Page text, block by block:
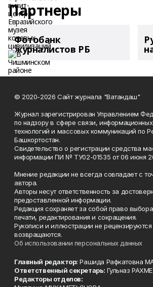
Партнеры
Фотобанк
журналистов РБ
© 2020-2026 Сайт журнала "Ватандаш"
Журнал зарегистрирован Управлением
по надзору в сфере связи, информационных
технологий и массовых коммуникаций по
Башкортостан.
Свидетельство о регистрации средства
информации ПИ № ТУ02-01535 от 06 июня
Мнение редакции не всегда совпадает с
автора.
Авторы несут ответственность за
предоставленной информации.
Редакция сохраняет за собой право
печати, редактирования и сокращения.
Рукописи и иллюстрации не рецензируются
возвращаются.
Об использовании персональных данных
Главный редактор: Рашида Рафкатовна
Ответственный секретарь: Гульназ
Редакторы отделов: